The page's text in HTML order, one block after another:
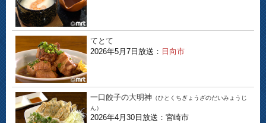
てとて
2026年5月7日放送： 日向市
一口餃子の大明神 （ひとくちぎょうざのだいみょうじ
ん）
2026年4月30日放送：宮崎市